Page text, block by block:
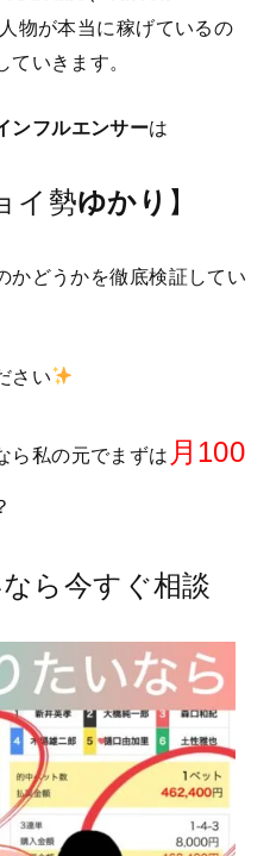
物が本当に稼げているの
いきます。
ンフルエンサーは
イ勢ゆかり 】
かどうかを徹底検証してい
さい
ら私の元でまずは 月100
ら今すぐ相談